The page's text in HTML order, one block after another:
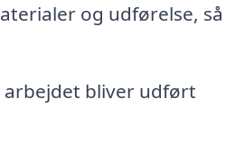
og udførelse, så
bliver udført